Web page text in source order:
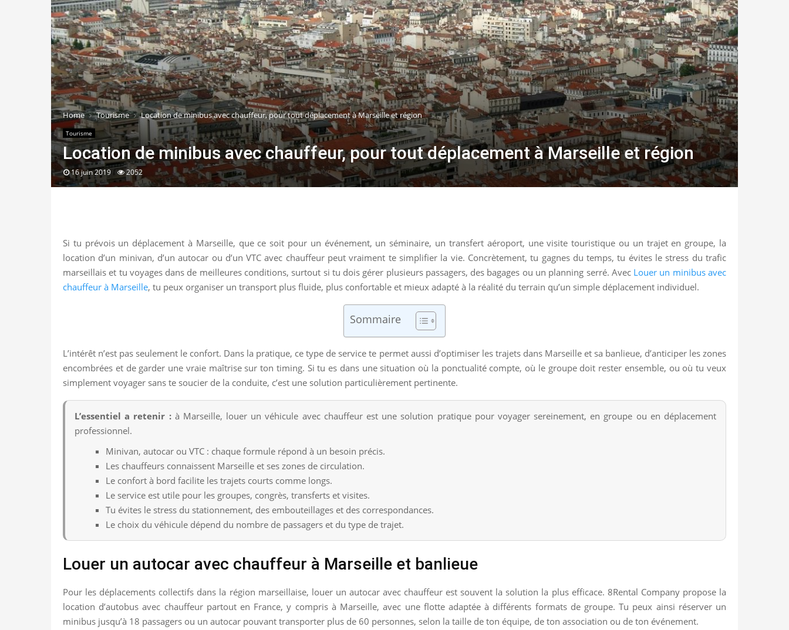
Home Tourisme Location de minibus avec chauffeur, pour tout déplacement à Marseille et région
Tourisme
Location de minibus avec chauffeur, pour tout déplacement à Marseille et région
16 juin 2019 2052
Si tu prévois un déplacement à Marseille, que ce soit pour un événement, un séminaire, un transfert aéroport, une visite touristique ou un trajet en groupe, la
location d’un minivan, d’un autocar ou d’un VTC avec chauffeur peut vraiment te simplifier la vie. Concrètement, tu gagnes du temps, tu évites le stress du trafic
marseillais et tu voyages dans de meilleures conditions, surtout si tu dois gérer plusieurs passagers, des bagages ou un planning serré. Avec Louer un minibus avec
chauffeur à Marseille, tu peux organiser un transport plus fluide, plus confortable et mieux adapté à la réalité du terrain qu’un simple déplacement individuel.
Sommaire
L’intérêt n’est pas seulement le confort. Dans la pratique, ce type de service te permet aussi d’optimiser les trajets dans Marseille et sa banlieue, d’anticiper les zones
encombrées et de garder une vraie maîtrise sur ton timing. Si tu es dans une situation où la ponctualité compte, où le groupe doit rester ensemble, ou où tu veux
simplement voyager sans te soucier de la conduite, c’est une solution particulièrement pertinente.
L’essentiel a retenir :à Marseille, louer un véhicule avec chauffeur est une solution pratique pour voyager sereinement, en groupe ou en déplacement
professionnel.
Minivan, autocar ou VTC : chaque formule répond à un besoin précis.
Les chauffeurs connaissent Marseille et ses zones de circulation.
Le confort à bord facilite les trajets courts comme longs.
Le service est utile pour les groupes, congrès, transferts et visites.
Tu évites le stress du stationnement, des embouteillages et des correspondances.
Le choix du véhicule dépend du nombre de passagers et du type de trajet.
Louer un autocar avec chauffeur à Marseille et banlieue
Pour les déplacements collectifs dans la région marseillaise, louer un autocar avec chauffeur est souvent la solution la plus efficace. 8Rental Company propose la
location d’autobus avec chauffeur partout en France, y compris à Marseille, avec une flotte adaptée à différents formats de groupe. Tu peux ainsi réserver un
minibus jusqu’à 18 passagers ou un autocar pouvant transporter plus de 60 personnes, selon la taille de ton équipe, de ton association ou de ton événement.